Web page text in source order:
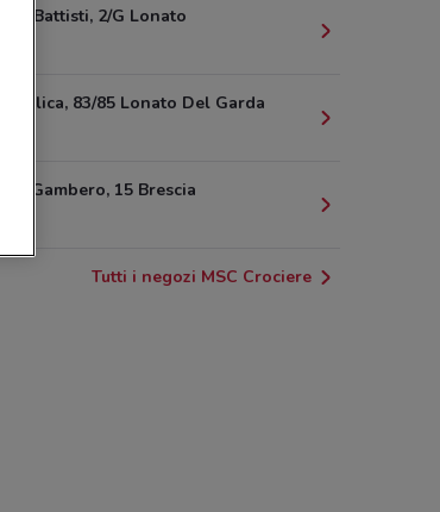
Battisti, 2/G Lonato
83/85 Lonato Del Garda
Del Gambero, 15 Brescia
Tutti i negozi MSC Crociere